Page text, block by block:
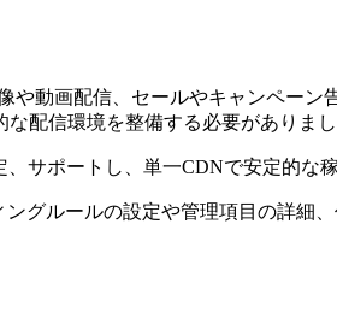
動画配信、セールやキャンペーン
配信環境を整備する必要がありまし
サポートし、単一CDNで安定的な
グルールの設定や管理項目の詳細